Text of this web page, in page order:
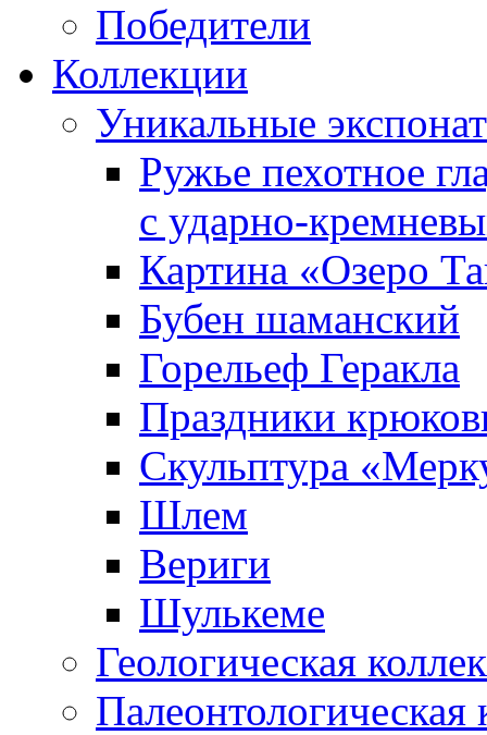
Победители
Коллекции
Уникальные
Ружье пехотное
с
Картина «Озеро
Бубен шаманский
Горельеф Геракла
Праздники
Скульптура
Шлем
Вериги
Шулькеме
Геологическая
Палеонтологическая